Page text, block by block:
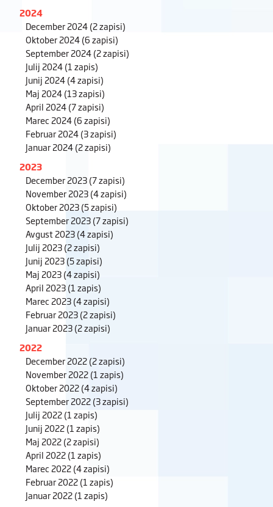
2024
December 2024(2 zapisi)
Oktober 2024(6 zapisi)
September 2024(2 zapisi)
Julij 2024(1 zapis)
Junij 2024(4 zapisi)
Maj 2024(13 zapisi)
April 2024(7 zapisi)
Marec 2024(6 zapisi)
Februar 2024(3 zapisi)
Januar 2024(2 zapisi)
2023
December 2023(7 zapisi)
November 2023(4 zapisi)
Oktober 2023(5 zapisi)
September 2023(7 zapisi)
Avgust 2023(4 zapisi)
Julij 2023(2 zapisi)
Junij 2023(5 zapisi)
Maj 2023(4 zapisi)
April 2023(1 zapis)
Marec 2023(4 zapisi)
Februar 2023(2 zapisi)
Januar 2023(2 zapisi)
2022
December 2022(2 zapisi)
November 2022(1 zapis)
Oktober 2022(4 zapisi)
September 2022(3 zapisi)
Julij 2022(1 zapis)
Junij 2022(1 zapis)
Maj 2022(2 zapisi)
April 2022(1 zapis)
Marec 2022(4 zapisi)
Februar 2022(1 zapis)
Januar 2022(1 zapis)